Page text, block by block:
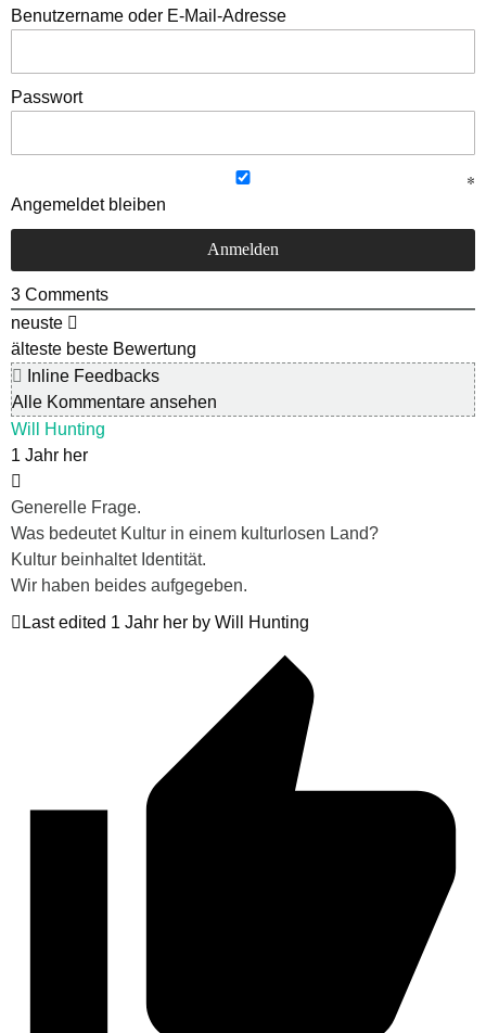
Benutzername oder E-Mail-Adresse
Passwort
Angemeldet bleiben
3 Comments
neuste
älteste beste Bewertung
Inline Feedbacks
Alle Kommentare ansehen
Will Hunting
1 Jahr her
Generelle Frage.
Was bedeutet Kultur in einem kulturlosen Land?
Kultur beinhaltet Identität.
Wir haben beides aufgegeben.
Last edited 1 Jahr her by Will Hunting